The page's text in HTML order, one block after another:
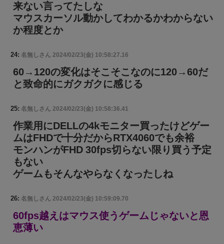
来ない言ってたしな
マウスカーソル動かしてわかるかわからない
か程度とか
24: 名無しさん 2024/02/23(金) 10:58:27.16
60→120の変化はそこそこなのに120→60だ
と致命的にガクガクに感じる
25: 名無しさん 2024/02/23(金) 10:58:36.41
作業用にDELLの4kモニター買ったけどゲー
ムはFHDで十分だからRTX4060でも余裕
モンハンがFHD 30fps切らない限り買う予定
もない
ゲームもそんなやらなくなったしね
26: 名無しさん 2024/02/23(金) 10:59:09.70
60fps越えはマウス使うゲームじゃないと恩
恵薄い